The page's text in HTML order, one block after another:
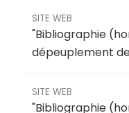
SITE WEB
"Bibliographie
dépeuplement
SITE WEB
"Bibliographie